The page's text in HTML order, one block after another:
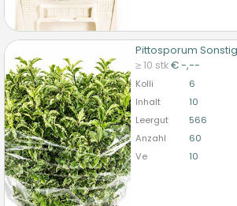
Pittosporum Sonstig
≥ 10 stk€ -,--
Kolli 6
Inhalt
10
Leergut
566
Anzahl
60
Ve
10
Pittosporum Sonstig
U moet ingelogd zijn om te
bitte anmelden